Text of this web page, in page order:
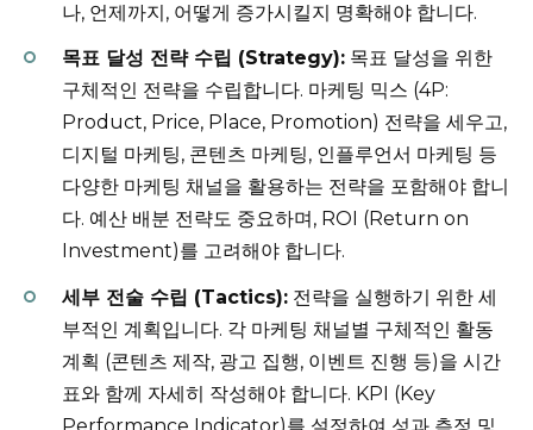
나, 언제까지, 어떻게 증가시킬지 명확해야 합니다.
목표 달성 전략 수립 (Strategy): 목표 달성을 위한
구체적인 전략을 수립합니다. 마케팅 믹스 (4P:
Product, Price, Place, Promotion) 전략을 세우고,
디지털 마케팅, 콘텐츠 마케팅, 인플루언서 마케팅 등
다양한 마케팅 채널을 활용하는 전략을 포함해야 합니
다. 예산 배분 전략도 중요하며, ROI (Return on
Investment)를 고려해야 합니다.
세부 전술 수립 (Tactics): 전략을 실행하기 위한 세
부적인 계획입니다. 각 마케팅 채널별 구체적인 활동
계획 (콘텐츠 제작, 광고 집행, 이벤트 진행 등)을 시간
표와 함께 자세히 작성해야 합니다. KPI (Key
Performance Indicator)를 설정하여 성과 측정 및